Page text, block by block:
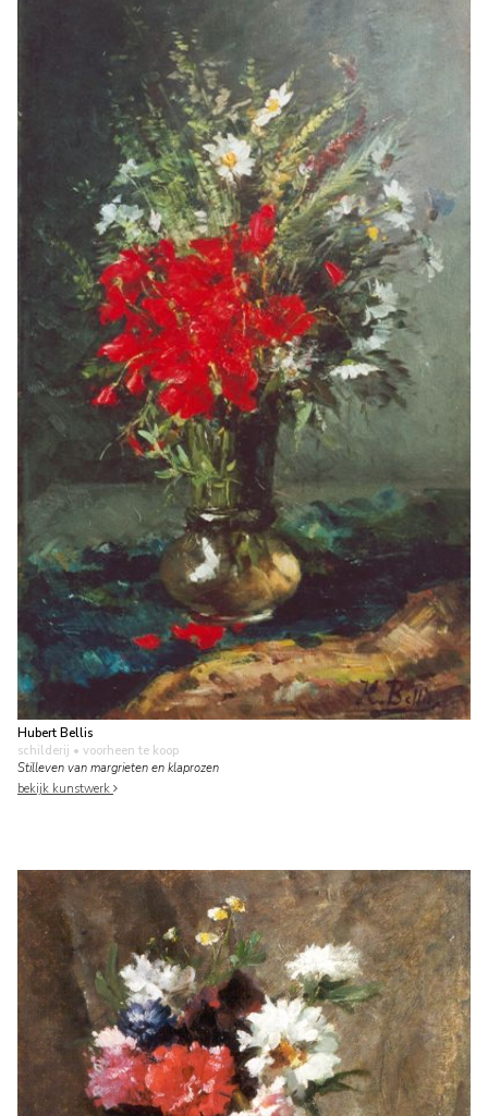
Hubert Bellis
schilderij • voorheen te koop
Stilleven van margrieten en klaprozen
bekijk kunstwerk